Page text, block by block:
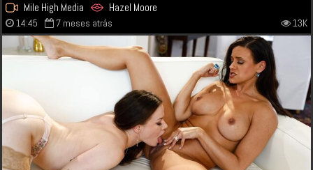
Mile High Media Hazel Moore
14:45 7 meses atrás 13K